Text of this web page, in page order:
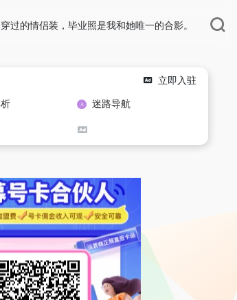
过的情侣装，毕业照是我和她唯一的合影。
立即入驻
迷路导航